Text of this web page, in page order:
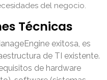
del negocio.
Técnicas
exitosa, es
de TI existente.
de hardware